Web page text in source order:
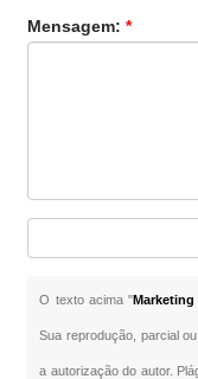
Mensagem:*
O texto acima "
Sua reprodução, parcial
a autorização do autor.